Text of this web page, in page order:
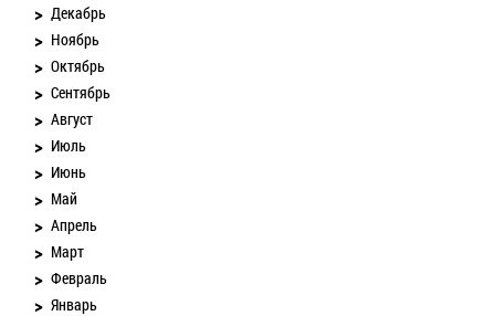
Декабрь
Ноябрь
Октябрь
Сентябрь
Август
Июль
Июнь
Май
Апрель
Март
Февраль
Январь